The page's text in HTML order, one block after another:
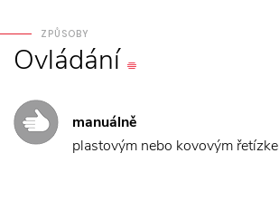
ZPŮSOBY
Ovládání
manuálně
plastovým nebo kovovým